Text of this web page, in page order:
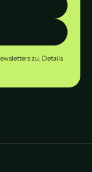
zu. Details